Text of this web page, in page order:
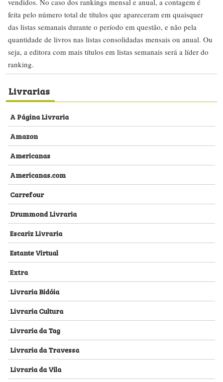
vendidos. No caso dos rankings mensal e anual, a contagem é
feita pelo número total de títulos que apareceram em quaisquer
das listas semanais durante o período em questão, e não pela
quantidade de livros nas listas consolidadas mensais ou anual. Ou
seja, a editora com mais títulos em listas semanais será a líder do
ranking.
Livrarias
A Página Livraria
Amazon
Americanas
Americanas.com
Carrefour
Drummond Livraria
Escariz Livraria
Estante Virtual
Extra
Livraria Bidóia
Livraria Cultura
Livraria da Tag
Livraria da Travessa
Livraria da Vila